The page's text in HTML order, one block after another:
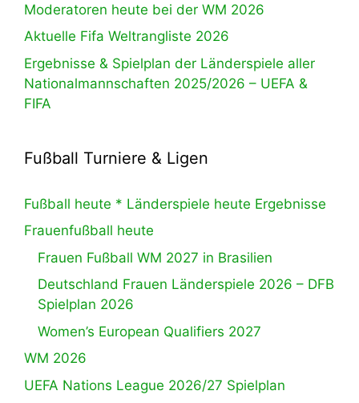
Moderatoren heute bei der WM 2026
Aktuelle Fifa Weltrangliste 2026
Ergebnisse & Spielplan der Länderspiele aller
Nationalmannschaften 2025/2026 – UEFA &
FIFA
Fußball Turniere & Ligen
Fußball heute * Länderspiele heute Ergebnisse
Frauenfußball heute
Frauen Fußball WM 2027 in Brasilien
Deutschland Frauen Länderspiele 2026 – DFB
Spielplan 2026
Women’s European Qualifiers 2027
WM 2026
UEFA Nations League 2026/27 Spielplan